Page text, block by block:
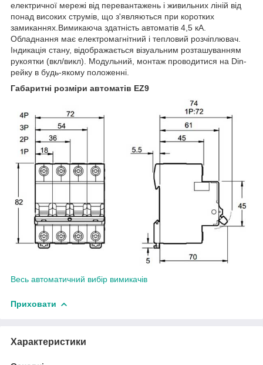
електричної мережі від перевантажень і живильних ліній від
понад високих струмів, що з'являються при коротких
замиканнях.Вимикаюча здатність автоматів 4,5 кА.
Обладнання має електромагнітний і тепловий розчіплювач.
Індикація стану, відображається візуальним розташуванням
рукоятки (вкл/викл). Модульний, монтаж проводитися на Din-
рейку в будь-якому положенні.
Габаритні розміри автоматів EZ9
Весь автоматичний вибір вимикачів
Приховати
Характеристики